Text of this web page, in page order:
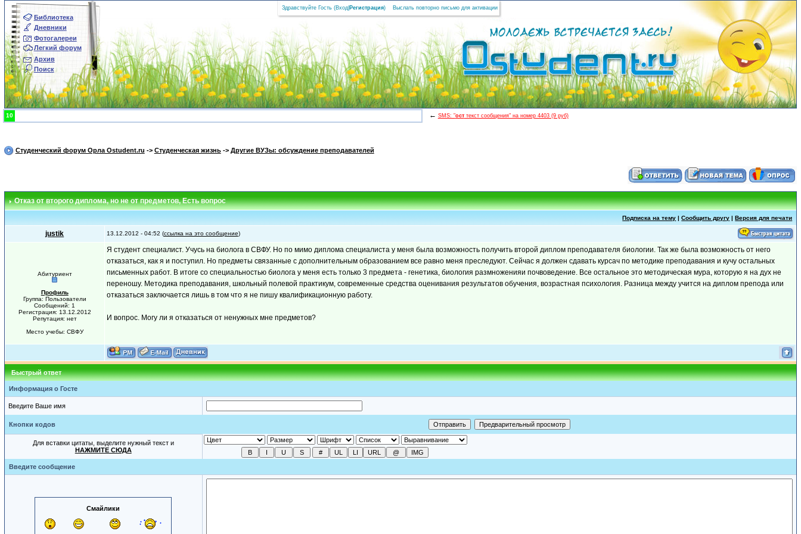
Библиотека
Дневники
Фотогалереи
Легкий форум
Архив
Поиск
Здравствуйте Гость (Вход Регистрация) Выслать повторно письмо для активации
10 ← SMS: "осттекст сообщения" на номер 4403 (9 руб)
Студенческий форум Орла Ostudent.ru -> Студенческая жизнь-> Другие ВУЗы: обсуждение преподавателей
Отказ от второго диплома, но не от предметов, Есть вопрос
Подписка на тему |Сообщить другу |Версия для печати
justik 13.12.2012 - 04:52 (ссылка на это сообщение)
Абитуриент
Профиль
Группа: Пользователи
Сообщений: 1
Регистрация: 13.12.2012
Репутация: нет
Место учебы: СВФУ
Я студент специалист. Учусь на биолога в СВФУ. Но по мимо диплома специалиста у меня была возможность получить второй диплом преподавателя биологии. Так же была возможность от него
отказаться, как я и поступил. Но предметы связанные с дополнительным образованием все равно меня преследуют. Сейчас я должен сдавать курсач по методике преподавания и кучу остальных
письменных работ. В итоге со специальностью биолога у меня есть только 3 предмета - генетика, биология размноженияи почвоведение. Все остальное это методическая мура, которую я на дух не
переношу. Методика преподавания, школьный полевой практикум, современные средства оценивания результатов обучения, возрастная психология. Разница между учится на диплом препода или
отказаться заключается лишь в том что я не пишу квалификационную работу.
И вопрос. Могу ли я отказаться от ненужных мне предметов?
Быстрый ответ
Информация о Госте
Введите Ваше имя
Кнопки кодов
Для вставки цитаты, выделите нужный текст и
НАЖМИТЕ СЮДА
Введите сообщение
Смайлики